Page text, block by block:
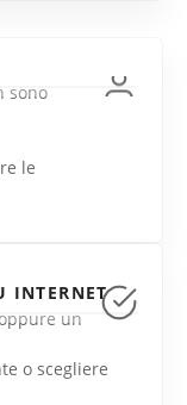
sono
le
INTERNET
un
o scegliere